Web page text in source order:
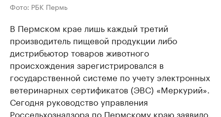
Фото: РБК Пермь
В Пермском крае лишь каждый третий
производитель пищевой продукции либо
дистрибьютор товаров животного
происхождения зарегистрировался в
государственной системе по учету электронных
ветеринарных сертификатов (ЭВС) «Меркурий».
Сегодня руководство управления
Россельхознадзора по Пермскому краю заявило,